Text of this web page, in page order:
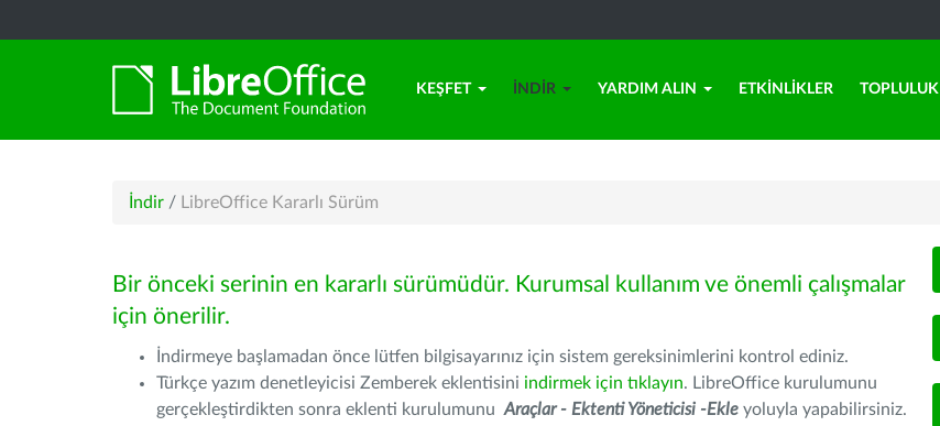
KEŞFET İNDIR YARDIM ALIN ETKINLIKLER TOPLULUK
İndir / LibreOffice Kararlı Sürüm
Bir önceki serinin en kararlı sürümüdür. Kurumsal kullanım ve önemli çalışmalar
için önerilir.
İndirmeye başlamadan önce lütfen bilgisayarınız için sistem gereksinimlerini kontrol ediniz.
Türkçe yazım denetleyicisi Zemberek eklentisini indirmek için tıklayın. LibreOffice kurulumunu
gerçekleştirdikten sonra eklenti kurulumunu Araçlar - Ektenti Yöneticisi -Ekle yoluyla yapabilirsiniz.